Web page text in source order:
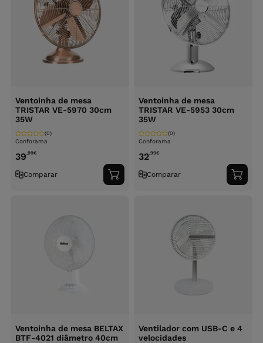
Ventoinha de mesa
TRISTAR VE-5970 30cm
35W
Conforama
(0)
39,99€
Comparar
Adicionar
ao
Ventoinha de mesa
TRISTAR VE-5953 30cm
35W
Conforama
(0)
32,99€
Comparar
ao
Ventoinha de mesa BELTAX
BTF-4021 diâmetro 40cm
Ventilador com USB-C e 4
velocidades